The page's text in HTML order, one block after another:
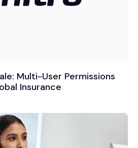
Multi-User Permissions
Insurance